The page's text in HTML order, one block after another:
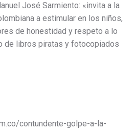
José Sarmiento: «invita a la
a estimular en los niños,
de honestidad y respeto a lo
de libros piratas y fotocopiados
contundente-golpe-a-la-